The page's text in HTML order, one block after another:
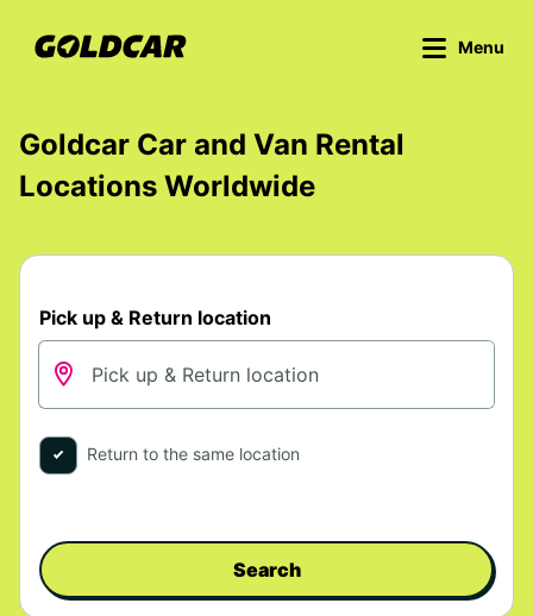
Menu
Goldcar Car and Van Rental
Locations Worldwide
Pick up & Return location
Return to the same location
Search